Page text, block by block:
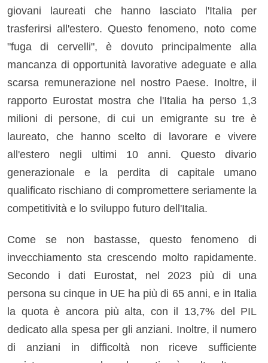
giovani laureati che hanno lasciato l'Italia per
trasferirsi all'estero. Questo fenomeno, noto come
"fuga di cervelli", è dovuto principalmente alla
mancanza di opportunità lavorative adeguate e alla
scarsa remunerazione nel nostro Paese. Inoltre, il
rapporto Eurostat mostra che l'Italia ha perso 1,3
milioni di persone, di cui un emigrante su tre è
laureato, che hanno scelto di lavorare e vivere
all'estero negli ultimi 10 anni. Questo divario
generazionale e la perdita di capitale umano
qualificato rischiano di compromettere seriamente la
competitività e lo sviluppo futuro dell'Italia.
Come se non bastasse, questo fenomeno di
invecchiamento sta crescendo molto rapidamente.
Secondo i dati Eurostat, nel 2023 più di una
persona su cinque in UE ha più di 65 anni, e in Italia
la quota è ancora più alta, con il 13,7% del PIL
dedicato alla spesa per gli anziani. Inoltre, il numero
di anziani in difficoltà non riceve sufficiente